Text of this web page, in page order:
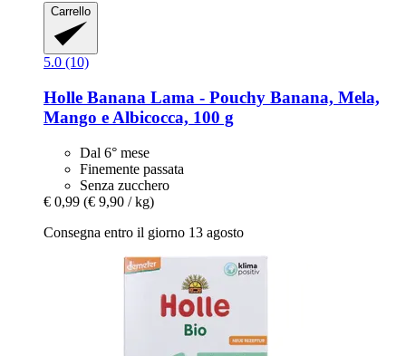
Carrello
5.0 (10)
Holle Banana Lama -​ Pouchy Banana, Mela,
Mango e Albicocca, 100 g
Dal 6° mese
Finemente passata
Senza zucchero
€ 0,99 (€ 9,90 / kg)
Consegna entro il giorno 13 agosto